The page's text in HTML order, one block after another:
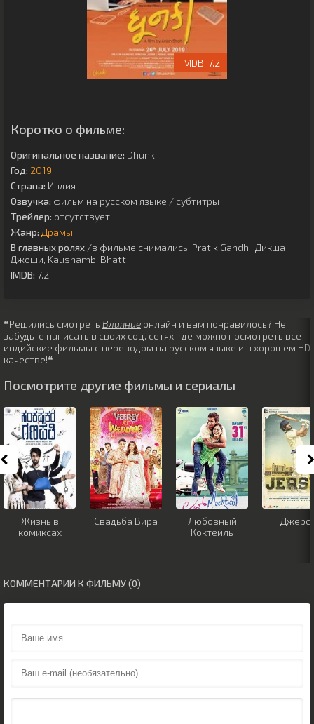
7.2
Коротко о фильме:
Оригинальное название: Dhunki
Год: 2019
Страна: Индия
Озвучка: фильм на русском языке / субтитры
Трейлер: отсутствует
Жанр: Драмы
В главных ролях /в фильме снимались: Pratik Gandhi, Дикша
Джоши, Kaushambi Bhatt
IMDB: 7.2
❝Решились смотреть Влияние онлайн и вам понравилось? Не
забудьте написать в своих соц. сетях, где можно посмотреть все
индийские фильмы с переводом на русском языке и в хорошем HD
качестве!❝
Посмотрите другие фильмы и сериалы
Жизнь в
комиксах
Свадьба Вира
Любовный
Коктейль
КОММЕНТАРИИ К ФИЛЬМУ (0)